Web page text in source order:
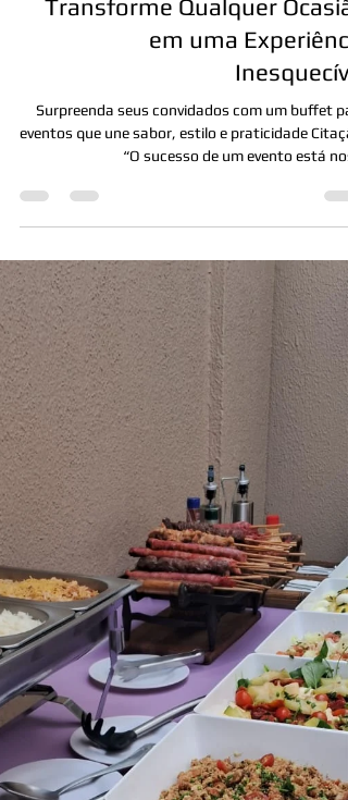
Buffet para
Transforme Qualquer
em uma
Surpreenda seus convidados com um buffet
“O sucesso de um evento está